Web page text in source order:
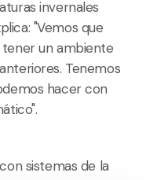
invernales
"Vemos que
un ambiente
Tenemos
hacer con
sistemas de la